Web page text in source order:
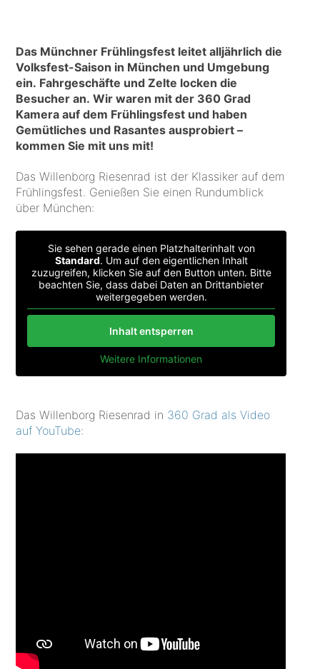
Das Münchner Frühlingsfest leitet alljährlich die
Volksfest-Saison in München und Umgebung
ein. Fahrgeschäfte und Zelte locken die
Besucher an. Wir waren mit der 360 Grad
Kamera auf dem Frühlingsfest und haben
Gemütliches und Rasantes ausprobiert –
kommen Sie mit uns mit!
Das Willenborg Riesenrad ist der Klassiker auf dem
Frühlingsfest. Genießen Sie einen Rundumblick
über München:
Sie sehen gerade einen Platzhalterinhalt von
Standard. Um auf den eigentlichen Inhalt
zuzugreifen, klicken Sie auf den Button unten. Bitte
beachten Sie, dass dabei Daten an Drittanbieter
weitergegeben werden.
Inhalt entsperren
Weitere Informationen
Das Willenborg Riesenrad in 360 Grad als Video
auf YouTube: